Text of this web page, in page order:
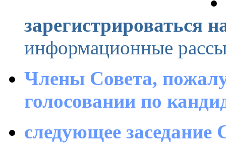
зарегистрироваться
информационные
Члены Совета,
голосовании по
следующее заседание